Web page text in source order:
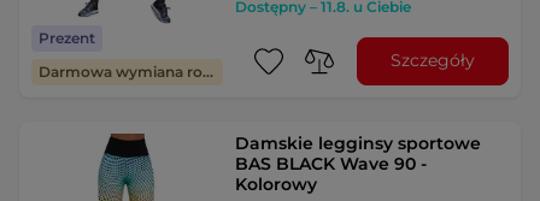
Prezent
Darmowa wymiana rozmiaru
Dostępny – 11.8. u Ciebie
Szczegóły
Damskie legginsy sportowe
BAS BLACK Wave 90 -
Kolorowy